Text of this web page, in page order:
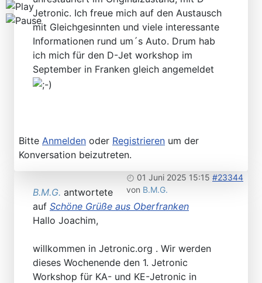
Jetronic. Ich freue mich auf den Austausch
mit Gleichgesinnten und viele interessante
Informationen rund um´s Auto. Drum hab
ich mich für den D-Jet workshop im
September in Franken gleich angemeldet
Bitte Anmelden oder Registrieren um der
Konversation beizutreten.
01 Juni 2025 15:15 #23344
von B.M.G.
B.M.G. antwortete
auf Schöne Grüße aus Oberfranken
Hallo Joachim,
willkommen in Jetronic.org . Wir werden
dieses Wochenende den 1. Jetronic
Workshop für KA- und KE-Jetronic in